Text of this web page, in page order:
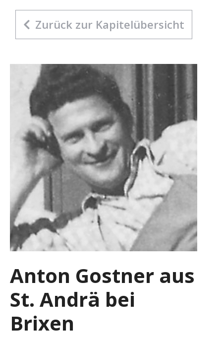
Zurück zur Kapitelübersicht
Anton Gostner aus
St. Andrä bei
Brixen